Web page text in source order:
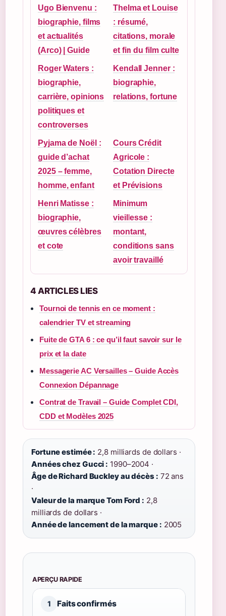
Ugo Bienvenu :
biographie, films
et actualités
(Arco) | Guide
Thelma et Louise
: résumé,
citations, morale
et fin du film culte
Roger Waters :
biographie,
carrière, opinions
politiques et
controverses
Kendall Jenner :
biographie,
relations, fortune
Pyjama de Noël :
guide d’achat
2025 – femme,
homme, enfant
Cours Crédit
Agricole :
Cotation Directe
et Prévisions
Henri Matisse :
biographie,
œuvres célèbres
et cote
Minimum
vieillesse :
montant,
conditions sans
avoir travaillé
4 ARTICLES LIES
Tournoi de tennis en ce moment :
calendrier TV et streaming
Fuite de GTA 6 : ce qu’il faut savoir sur le
prix et la date
Messagerie AC Versailles – Guide Accès
Connexion Dépannage
Contrat de Travail – Guide Complet CDI,
CDD et Modèles 2025
Fortune estimée : 2,8 milliards de dollars ·
Années chez Gucci : 1990–2004 ·
Âge de Richard Buckley au décès : 72 ans
·
Valeur de la marque Tom Ford : 2,8
milliards de dollars ·
Année de lancement de la marque : 2005
APERÇU RAPIDE
1 Faits confirmés